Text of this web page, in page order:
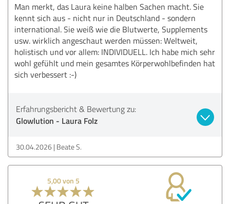
Man merkt, das Laura keine halben Sachen macht. Sie
kennt sich aus - nicht nur in Deutschland - sondern
international. Sie weiß wie die Blutwerte, Supplements
usw. wirklich angeschaut werden müssen: Weltweit,
holistisch und vor allem: INDIVIDUELL. Ich habe mich sehr
wohl gefühlt und mein gesamtes Körperwohlbefinden hat
sich verbessert :-)
Erfahrungsbericht & Bewertung zu:
Glowlution - Laura Folz
30.04.2026 Beate S.
5,00 von 5